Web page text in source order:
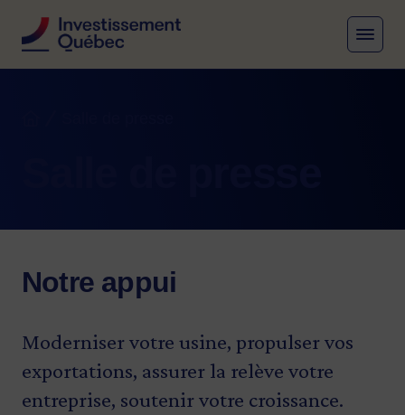
MENU
Notre appui
Moderniser votre usine, propulser vos
exportations, assurer la relève votre
entreprise, soutenir votre croissance.